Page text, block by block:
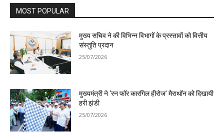
MOST POPULAR
मुख्य सचिव ने की विभिन्न विभागों के प्रस्तावों को वित्तीय
संस्तुति प्रदान
25/07/2026
मुख्यमंत्री ने ‘रन फॉर कारगिल हीरोज’ मैराथॉन को दिखायी
हरी झंडी
25/07/2026